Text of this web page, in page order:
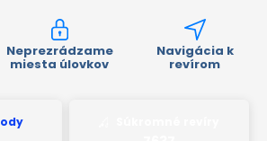
Neprezrádzame
miesta úlovkov
Navigácia k
revírom